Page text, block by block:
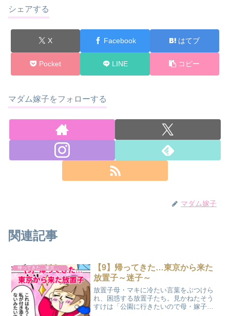
シェアする
X Facebook はてブ
Pocket LINE コピー
マダム嫁子をフォローする
マダム嫁子
関連記事
【9】帰ってきた…東京から来た
放置子～迷子～
放置子母・マキに冷たい言葉をぶつけら
れ、困惑する放置子たち。見かねたそう
すけは「公園に行きたいので母・嫁子に